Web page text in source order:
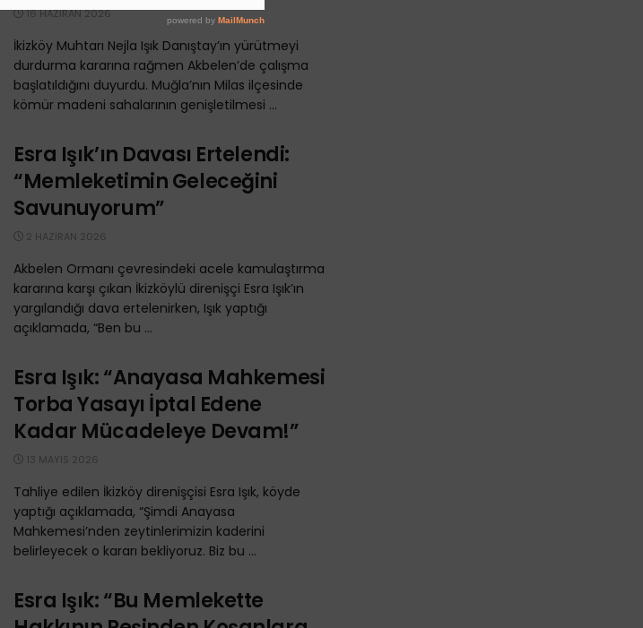
16 HAZIRAN 2026
İkizköy Muhtarı Nejla Işık Danıştay’ın yürütmeyi
durdurma kararına rağmen Akbelen’de çalışma
başlatıldığını duyurdu. Muğla’nın Milas ilçesinde
kömür madeni sahalarının genişletilmesi ...
Esra Işık’ın Davası Ertelendi:
“Memleketimin Geleceğini
Savunuyorum”
2 HAZIRAN 2026
Akbelen Ormanı çevresindeki acele kamulaştırma
kararına karşı çıkan İkizköylü direnişçi Esra Işık’ın
yargılandığı dava ertelenirken, Işık yaptığı
açıklamada, “Ben bu ...
Esra Işık: “Anayasa Mahkemesi
Torba Yasayı İptal Edene
Kadar Mücadeleye Devam!”
13 MAYIS 2026
Tahliye edilen İkizköy direnişçisi Esra Işık, köyde
yaptığı açıklamada, “Şimdi Anayasa
Mahkemesi’nden zeytinlerimizin kaderini
belirleyecek o kararı bekliyoruz. Biz bu ...
Esra Işık: “Bu Memlekette